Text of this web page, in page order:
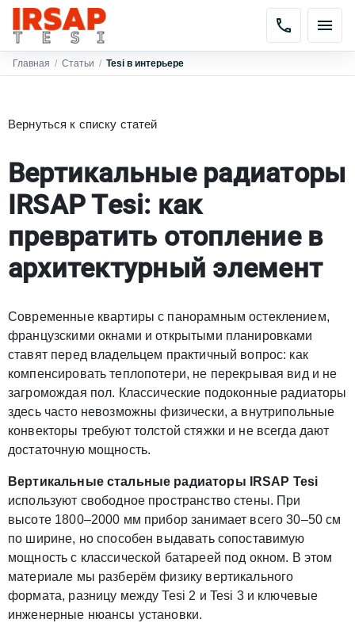
Главная / Статьи / Tesi в интерьере
Вернуться к списку статей
Вертикальные радиаторы
IRSAP Tesi: как
превратить отопление в
архитектурный элемент
Современные квартиры с панорамным остеклением,
французскими окнами и открытыми планировками
ставят перед владельцем практичный вопрос: как
компенсировать теплопотери, не перекрывая вид и не
загромождая пол. Классические подоконные радиаторы
здесь часто невозможны физически, а внутрипольные
конвекторы требуют толстой стяжки и не всегда дают
достаточную мощность.
Вертикальные стальные радиаторы IRSAP Tesi
используют свободное пространство стены. При
высоте 1800–2000 мм прибор занимает всего 30–50 см
по ширине, но способен выдавать сопоставимую
мощность с классической батареей под окном. В этом
материале мы разберём физику вертикального
формата, разницу между Tesi 2 и Tesi 3 и ключевые
инженерные нюансы установки.